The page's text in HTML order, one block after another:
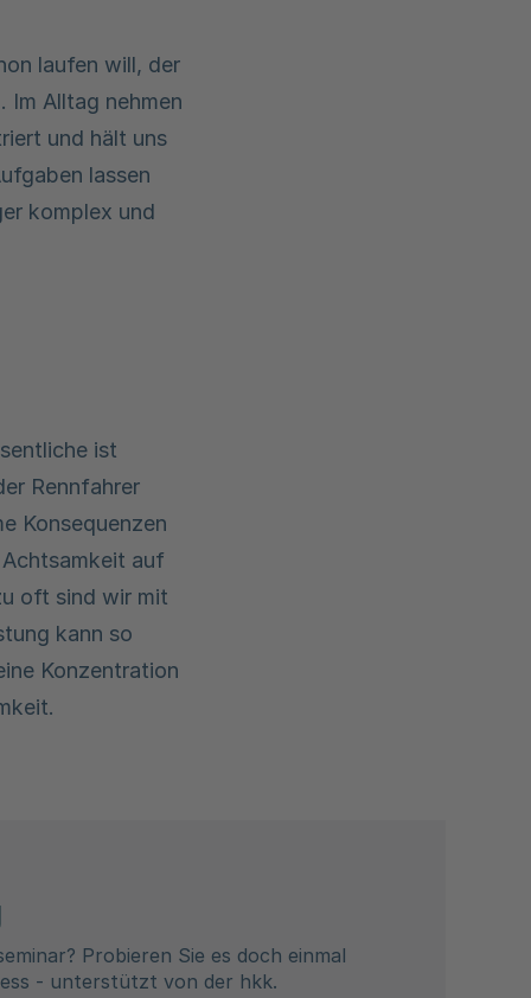
laufen will, der
Im Alltag nehmen
und hält uns
lassen
komplex und
ist
Rennfahrer
Konsequenzen
auf
oft sind wir mit
kann so
Konzentration
Probieren Sie es doch einmal
- unterstützt von der hkk.